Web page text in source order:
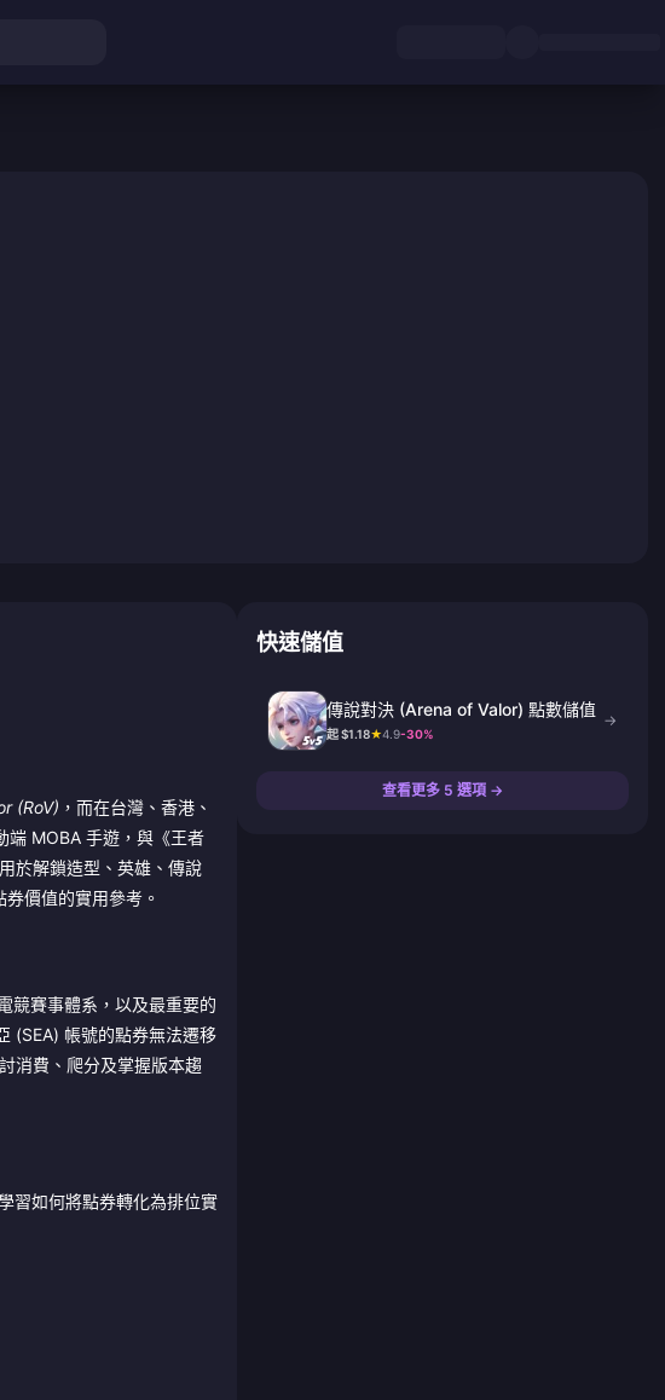
(RoV) ，而在台灣、香港、
端 MOBA 手遊，與《王者
於解鎖造型、英雄、傳說
價值的實用參考。
競賽事體系，以及最重要的
(SEA) 帳號的點券無法遷移
消費、爬分及掌握版本趨
習如何將點券轉化為排位實
快速儲值
傳說對決 (Arena of Valor) 點數儲值
起 $1.18★4.9-30%
→
查看更多 5 選項 →